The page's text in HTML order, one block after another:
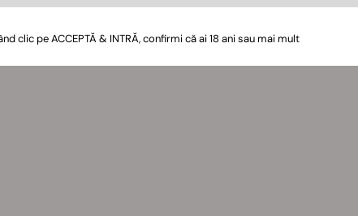
clic pe ACCEPTĂ & INTRĂ, confirmi că ai 18 ani sau mai mult